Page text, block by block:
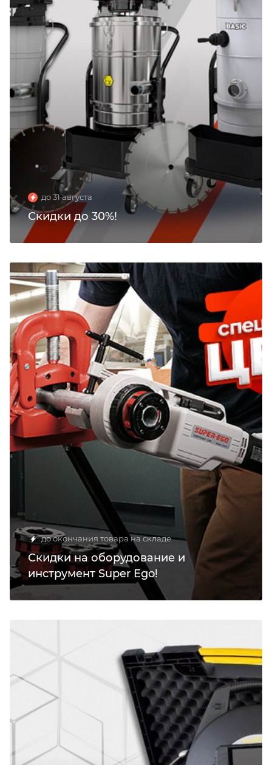
до 31 августа
Скидки до 30%!
до окончания товара на складе
Скидки на оборудование и
инструмент Super Ego!